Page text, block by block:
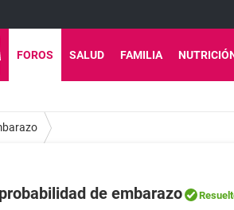
FOROS SALUD FAMILIA
de embarazo